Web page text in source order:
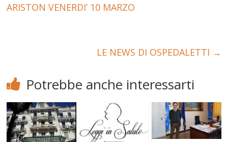
ARISTON VENERDI’ 10 MARZO
LE NEWS DI OSPEDALETTI →
Potrebbe anche interessarti